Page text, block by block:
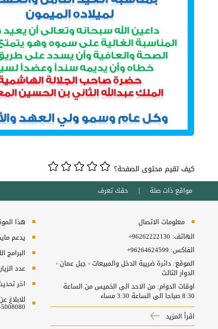
كيف تقيم محتوى الصفحة؟
مواقع ذات صلة حقك تعرف
معلومات الاتصال
الهاتف: +96262222130
الفاكس: +96264624599
الموقع: دائرة ضريبة الدخل والمبيعات - جبل عمان -
الدوار الثالث
اوقات الدوام: من الاحد الى الخميس من الساعة
8:30 صباحا الى الساعة 3:30 مساء
اقرأ المزيد
هذا
يدعم مايكروسفت
البرامج
عدد
اخر
5008080-06 او البريد الالكتروني ncc@nitc.gov.jo